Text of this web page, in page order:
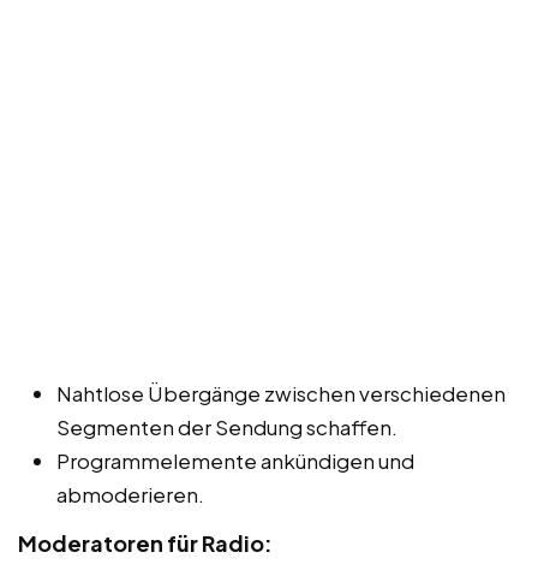
Nahtlose Übergänge zwischen verschiedenen
Segmenten der Sendung schaffen.
Programmelemente ankündigen und
abmoderieren.
Moderatoren für Radio: